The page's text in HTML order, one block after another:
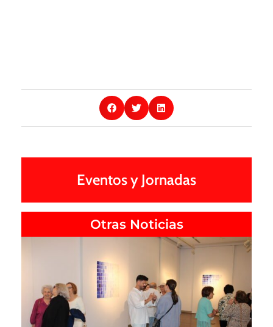
Eventos y Jornadas
Otras Noticias